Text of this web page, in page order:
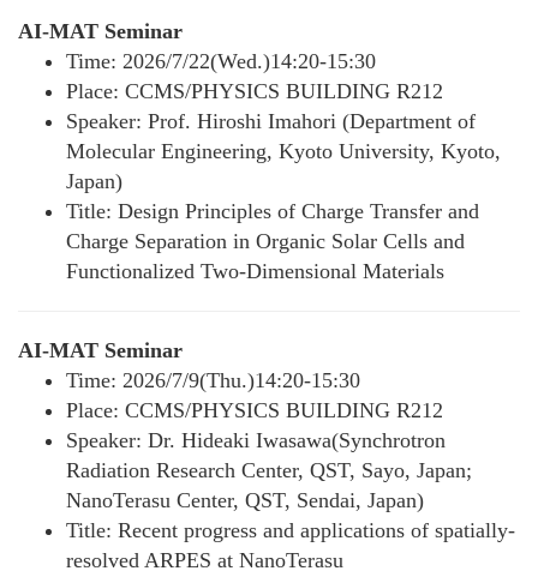
AI-MAT Seminar
Time: 2026/7/22(Wed.)14:20-15:30
Place: CCMS/PHYSICS BUILDING R212
Speaker: Prof. Hiroshi Imahori (Department of
Molecular Engineering, Kyoto University, Kyoto,
Japan)
Title: Design Principles of Charge Transfer and
Charge Separation in Organic Solar Cells and
Functionalized Two-Dimensional Materials
AI-MAT Seminar
Time: 2026/7/9(Thu.)14:20-15:30
Place: CCMS/PHYSICS BUILDING R212
Speaker: Dr. Hideaki Iwasawa(Synchrotron
Radiation Research Center, QST, Sayo, Japan;
NanoTerasu Center, QST, Sendai, Japan)
Title: Recent progress and applications of spatially-
resolved ARPES at NanoTerasu